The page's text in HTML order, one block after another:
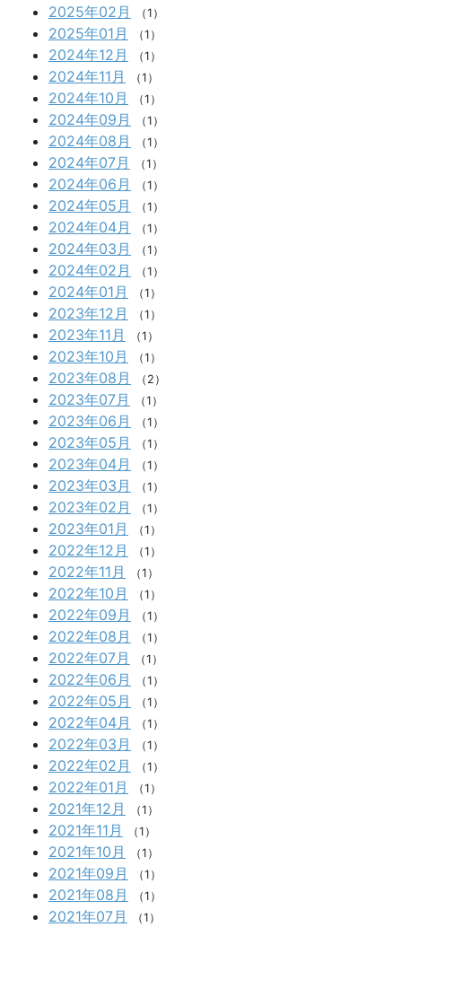
2025年02月 （1）
2025年01月 （1）
2024年12月 （1）
2024年11月 （1）
2024年10月 （1）
2024年09月 （1）
2024年08月 （1）
2024年07月 （1）
2024年06月 （1）
2024年05月 （1）
2024年04月 （1）
2024年03月 （1）
2024年02月 （1）
2024年01月 （1）
2023年12月 （1）
2023年11月 （1）
2023年10月 （1）
2023年08月 （2）
2023年07月 （1）
2023年06月 （1）
2023年05月 （1）
2023年04月 （1）
2023年03月 （1）
2023年02月 （1）
2023年01月 （1）
2022年12月 （1）
2022年11月 （1）
2022年10月 （1）
2022年09月 （1）
2022年08月 （1）
2022年07月 （1）
2022年06月 （1）
2022年05月 （1）
2022年04月 （1）
2022年03月 （1）
2022年02月 （1）
2022年01月 （1）
2021年12月 （1）
2021年11月 （1）
2021年10月 （1）
2021年09月 （1）
2021年08月 （1）
2021年07月 （1）